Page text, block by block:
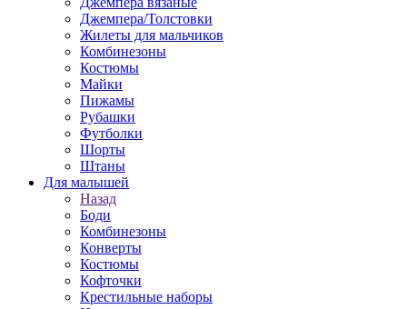
Джемпера/Толстовки
Жилеты для мальчиков
Комбинезоны
Костюмы
Майки
Пижамы
Рубашки
Футболки
Шорты
Штаны
Для малышей
Назад
Боди
Комбинезоны
Конверты
Костюмы
Кофточки
Крестильные наборы